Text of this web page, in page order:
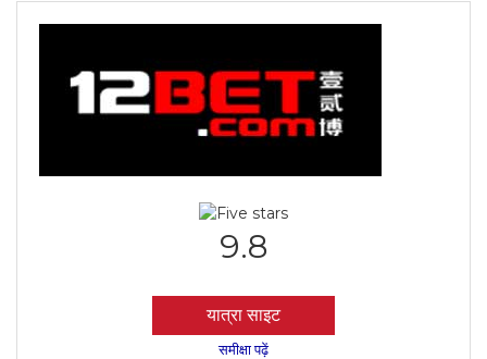
9.8
यात्रा साइट
समीक्षा पढ़ें